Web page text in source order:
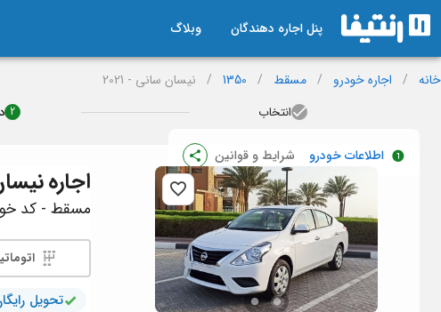
پنل اجاره دهندگان وبلاگ
خانه / اجاره خودرو / مسقط /
1350
/ نیسان سانی - 2021
انتخاب 2
اطلاعات خودرو شرایط و قوانین
اجاره
مسقط - کد خودرو:
تحویل